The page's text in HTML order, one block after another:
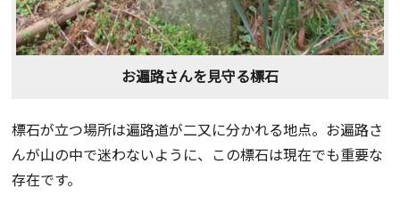
お遍路さんを見守る標石
標石が立つ場所は遍路道が二又に分かれる地点。お遍路さ
んが山の中で迷わないように、この標石は現在でも重要な
存在です。